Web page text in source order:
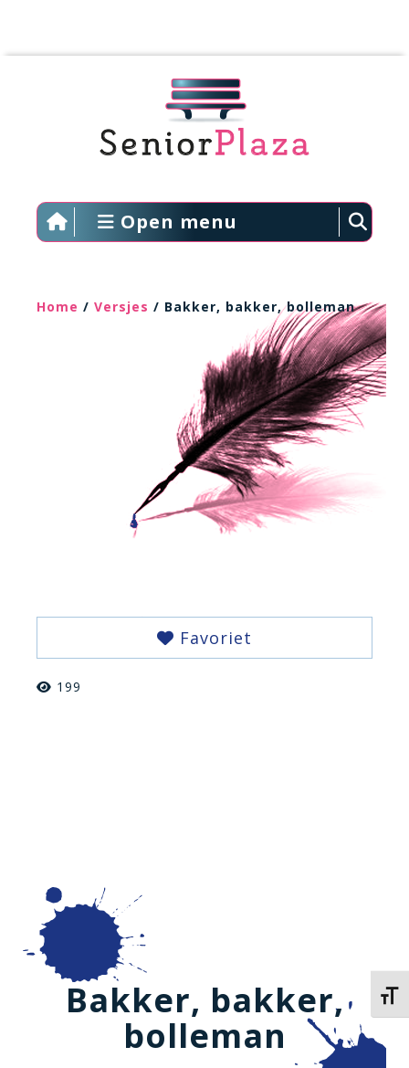
Open menu
Home / Versjes / Bakker, bakker, bolleman
Favoriet
199
Bakker, bakker,
bolleman